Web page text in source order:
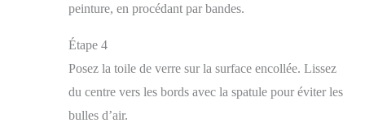
peinture, en procédant par bandes.
Étape 4
Posez la toile de verre sur la surface encollée. Lissez
du centre vers les bords avec la spatule pour éviter les
bulles d’air.